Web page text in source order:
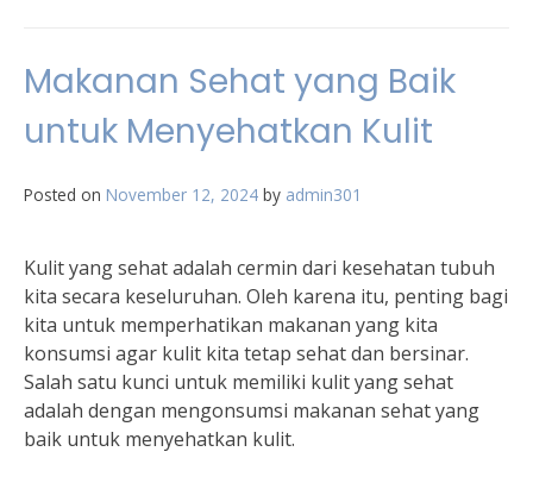
Makanan Sehat yang Baik
untuk Menyehatkan Kulit
Posted on November 12, 2024 by admin301
Kulit yang sehat adalah cermin dari kesehatan tubuh
kita secara keseluruhan. Oleh karena itu, penting bagi
kita untuk memperhatikan makanan yang kita
konsumsi agar kulit kita tetap sehat dan bersinar.
Salah satu kunci untuk memiliki kulit yang sehat
adalah dengan mengonsumsi makanan sehat yang
baik untuk menyehatkan kulit.